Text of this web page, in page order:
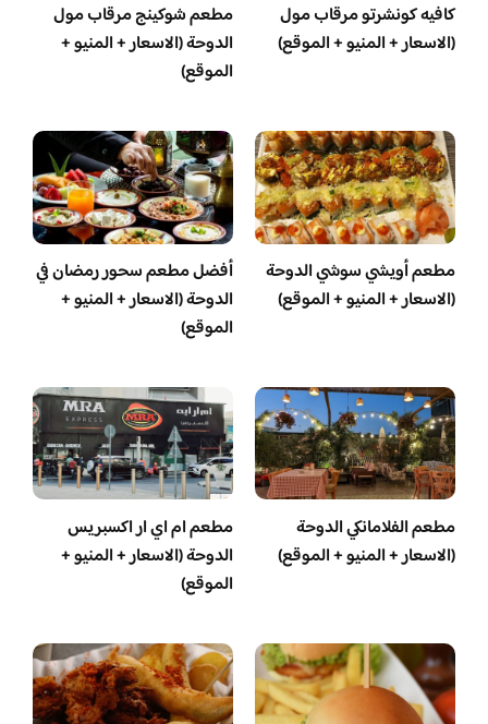
كافيه كونشرتو مرقاب مول
(الاسعار + المنيو + الموقع)
مطعم شوكينج مرقاب مول
الدوحة (الاسعار + المنيو +
الموقع)
مطعم أويشي سوشي الدوحة
(الاسعار + المنيو + الموقع)
أفضل مطعم سحور رمضان في
الدوحة (الاسعار + المنيو +
الموقع)
مطعم الفلامانكي الدوحة
(الاسعار + المنيو + الموقع)
مطعم ام اي ار اكسبريس
الدوحة (الاسعار + المنيو +
الموقع)